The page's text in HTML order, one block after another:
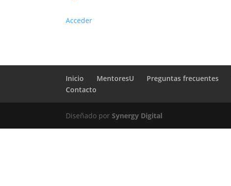
Acceder
Inicio MentoresU Preguntas frecuentes
Contacto
Diseñado porSynergy Digital